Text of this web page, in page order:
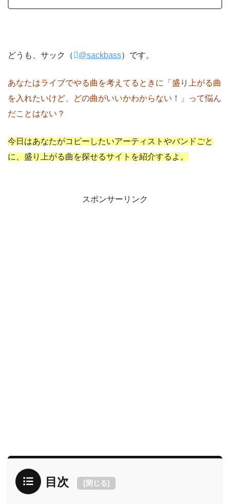
どうも、サック（ @sackbass）です。
あなたはライブでやる曲を考えてるときに「盛り上がる曲
を入れたいけど、どの曲がいいかわからない！」って悩ん
だことはない？
今日はあなたがコピーしたいアーティストやバンドごと
に、盛り上がる曲を探せるサイトを紹介するよ。
スポンサーリンク
目次 [閉じる]